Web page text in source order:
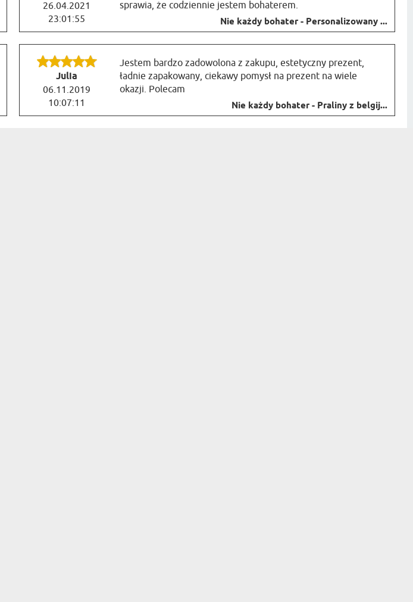
26.04.2021
23:01:55
sprawia, że codziennie jestem bohaterem.
Nie każdy bohater - Personalizowany ...
Julia
06.11.2019
10:07:11
Jestem bardzo zadowolona z zakupu, estetyczny prezent,
ładnie zapakowany, ciekawy pomysł na prezent na wiele
okazji. Polecam
Nie każdy bohater - Praliny z belgij...